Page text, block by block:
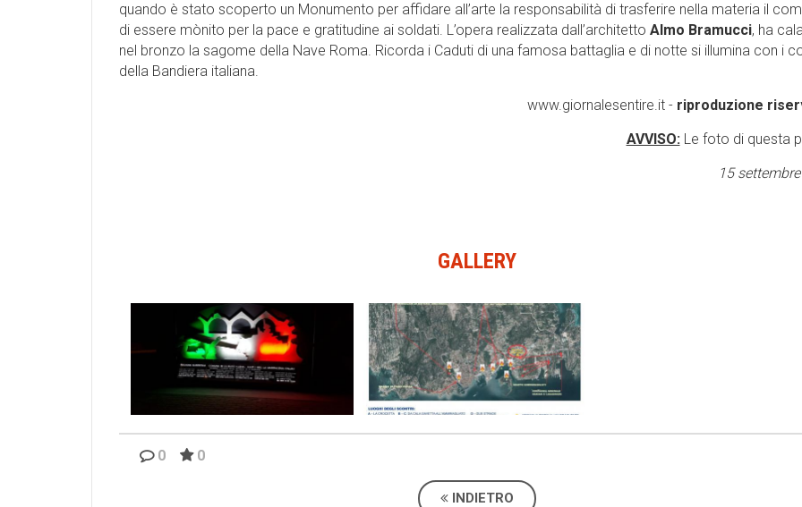
quando è stato scoperto un Monumento per affidare all’arte la responsabilità di trasferire nella materia il
di essere mònito per la pace e gratitudine ai soldati. L’opera realizzata dall’architetto Almo Bramucci, ha
nel bronzo la sagome della Nave Roma. Ricorda i Caduti di una famosa battaglia e di notte si illumina con i
della Bandiera italiana.
www.giornalesentire.it - riproduzione
AVVISO:Le foto di questa
15
GALLERY
i luoghi della battaglia nel 1943
0 0
INDIETRO